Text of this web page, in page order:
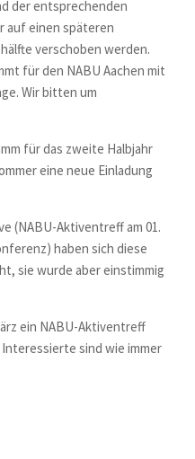
der entsprechenden
auf einen späteren
verschoben werden.
für den NABU Aachen mit
Wir bitten um
für das zweite Halbjahr
eine neue Einladung
(NABU-Aktiventreff am 01.
haben sich diese
sie wurde aber einstimmig
ein NABU-Aktiventreff
sind wie immer